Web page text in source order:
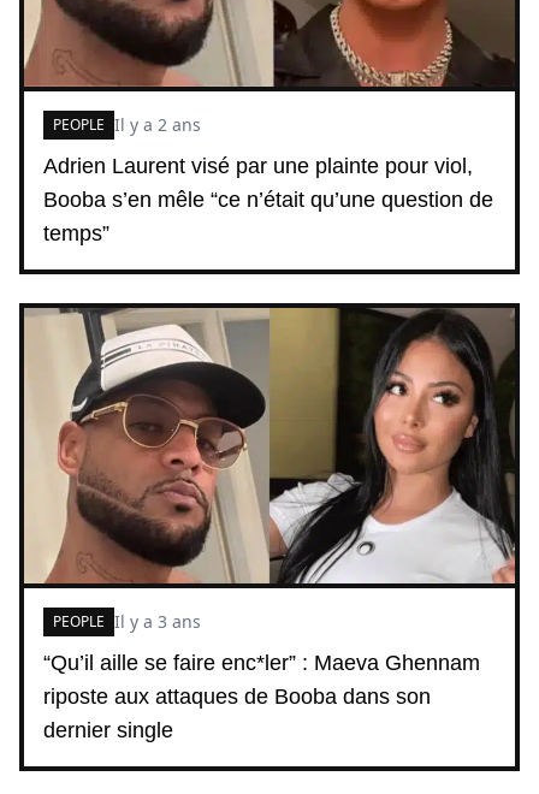
Adrien Laurent visé par une plainte pour viol,
Booba s’en mêle “ce n’était qu’une question de
temps”
PEOPLE Il y a 2 ans
“Qu’il aille se faire enc*ler” : Maeva Ghennam
riposte aux attaques de Booba dans son
dernier single
PEOPLE Il y a 3 ans